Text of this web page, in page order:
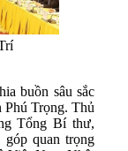
buồn sâu sắc
Trọng. Thủ
Tổng Bí thư,
quan trọng